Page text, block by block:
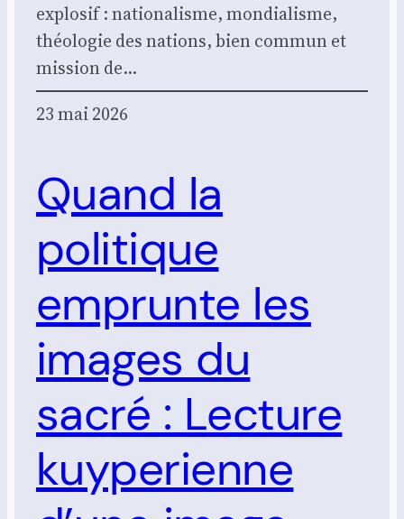
explo­sif : natio­na­lisme, mon­dia­lisme,
théo­lo­gie des nations, bien com­mun et
mis­sion de…
23 mai 2026
Quand la
politique
emprunte les
images du
sacré : Lecture
kuyperienne